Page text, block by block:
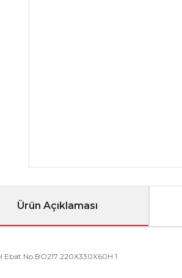
Ürün Açıklaması
Ebat No BO217 220X330X60H 1